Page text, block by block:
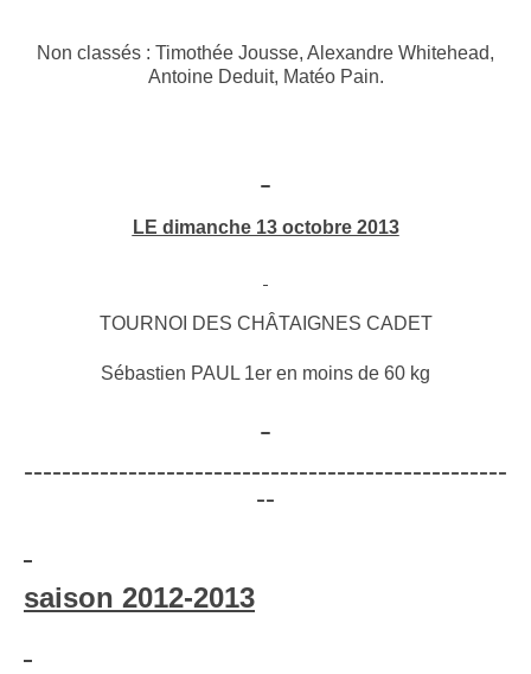
Non classés : Timothée Jousse, Alexandre Whitehead,
Antoine Deduit, Matéo Pain.
LE dimanche 13 octobre 2013
TOURNOI DES CHÂTAIGNES CADET
Sébastien PAUL 1er en moins de 60 kg
---------------------------------------------------
--
saison 2012-2013